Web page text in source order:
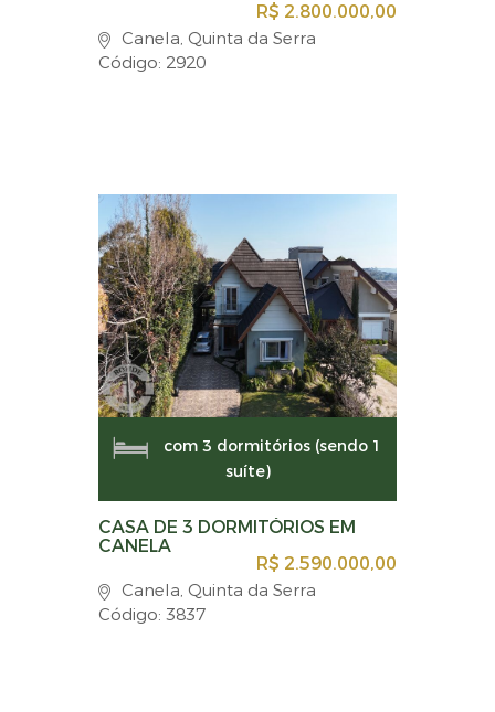
R$ 2.800.000,00
Canela, Quinta da Serra
Código: 2920
com 3 dormitórios (sendo 1
suíte)
CASA DE 3 DORMITÓRIOS EM
CANELA
R$ 2.590.000,00
Canela, Quinta da Serra
Código: 3837